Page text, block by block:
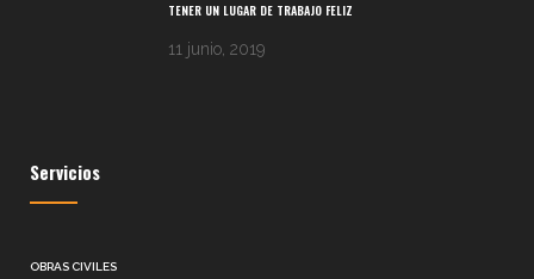
TENER UN LUGAR DE TRABAJO FELIZ
11 junio, 2019
Servicios
OBRAS CIVILES